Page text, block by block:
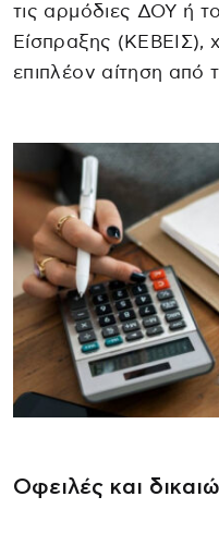
τις αρμόδιες ΔΟΥ ή
Είσπραξης (ΚΕΒΕΙΣ),
επιπλέον αίτηση
Οφειλές και